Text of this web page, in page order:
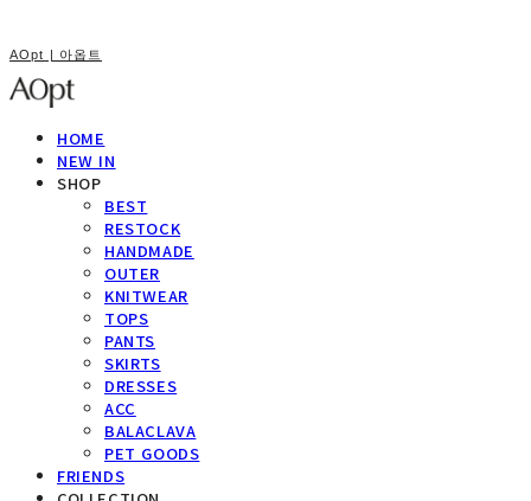
AOpt | 아옵트
HOME
NEW IN
SHOP
BEST
RESTOCK
HANDMADE
OUTER
KNITWEAR
TOPS
PANTS
SKIRTS
DRESSES
ACC
BALACLAVA
PET GOODS
FRIENDS